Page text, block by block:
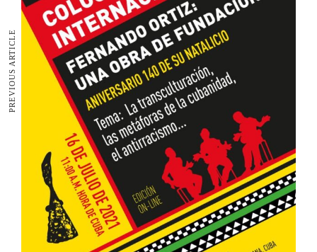
PREVIOUS ARTICLE